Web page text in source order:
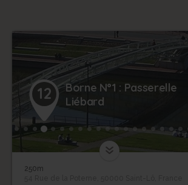
12
Borne N°1 : Passerelle
Liébard
250m